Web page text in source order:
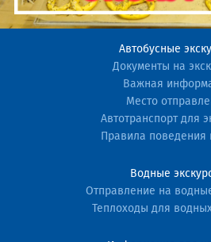
Автобусные
Документы на
Важная
Место
Автотранспорт для
Правила поведения
Водные
Отправление на
Теплоходы для